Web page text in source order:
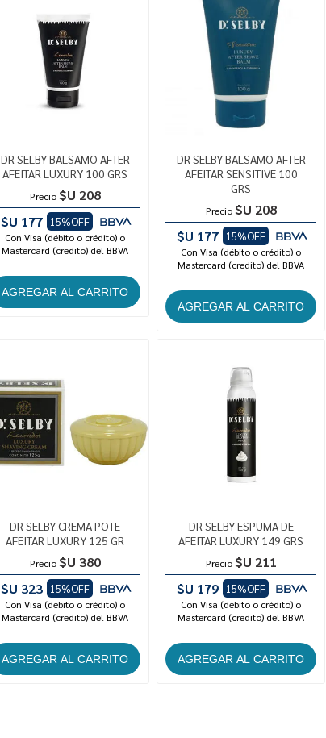
DR SELBY BALSAMO AFTER
AFEITAR LUXURY 100 GRS
Precio $U 208
$U 177
15%OFF
Con Visa (débito o crédito) o
Mastercard (credito) del BBVA
DR SELBY BALSAMO AFTER
AFEITAR SENSITIVE 100
GRS
Precio $U 208
$U 177
15%OFF
Con Visa (débito o crédito) o
Mastercard (credito) del BBVA
DR SELBY CREMA POTE
AFEITAR LUXURY 125 GR
Precio $U 380
$U 323
15%OFF
Con Visa (débito o crédito) o
Mastercard (credito) del BBVA
DR SELBY ESPUMA DE
AFEITAR LUXURY 149 GRS
Precio $U 211
$U 179
15%OFF
Con Visa (débito o crédito) o
Mastercard (credito) del BBVA